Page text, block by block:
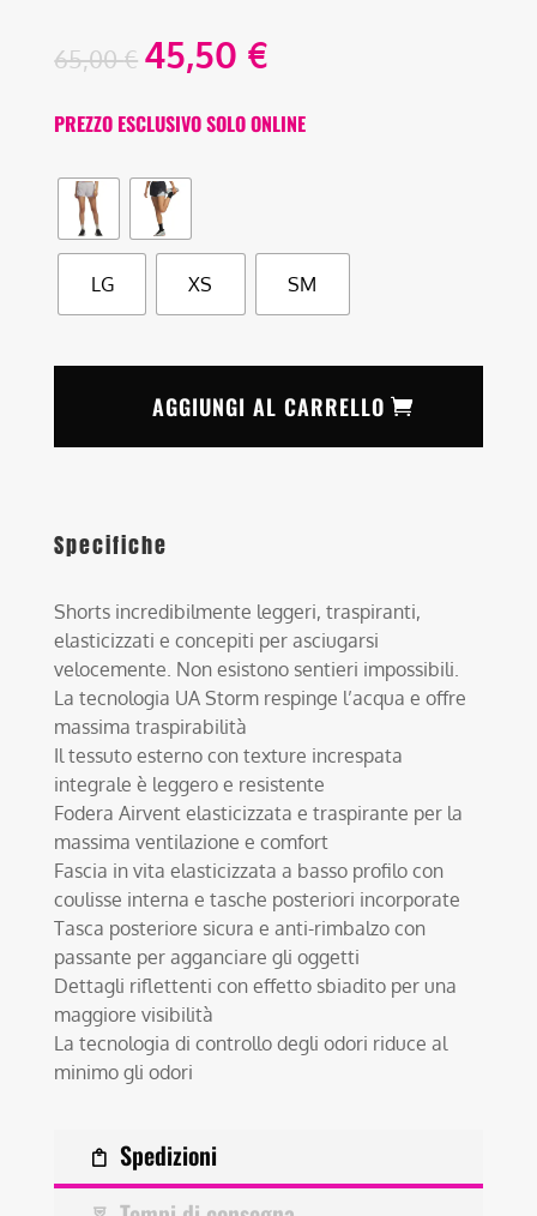
65,00€ 45,50 €
PREZZO ESCLUSIVO SOLO ONLINE
LG XS SM
AGGIUNGI AL CARRELLO
Specifiche
Shorts incredibilmente leggeri, traspiranti,
elasticizzati e concepiti per asciugarsi
velocemente. Non esistono sentieri impossibili.
La tecnologia UA Storm respinge l’acqua e offre
massima traspirabilità
Il tessuto esterno con texture increspata
integrale è leggero e resistente
Fodera Airvent elasticizzata e traspirante per la
massima ventilazione e comfort
Fascia in vita elasticizzata a basso profilo con
coulisse interna e tasche posteriori incorporate
Tasca posteriore sicura e anti-rimbalzo con
passante per agganciare gli oggetti
Dettagli riflettenti con effetto sbiadito per una
maggiore visibilità
La tecnologia di controllo degli odori riduce al
minimo gli odori
Spedizioni